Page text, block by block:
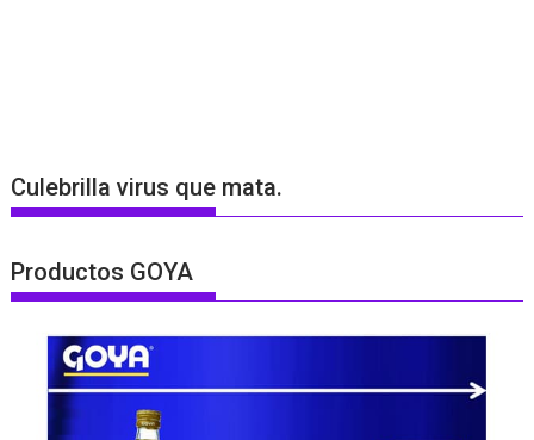
Culebrilla virus que mata.
Productos GOYA